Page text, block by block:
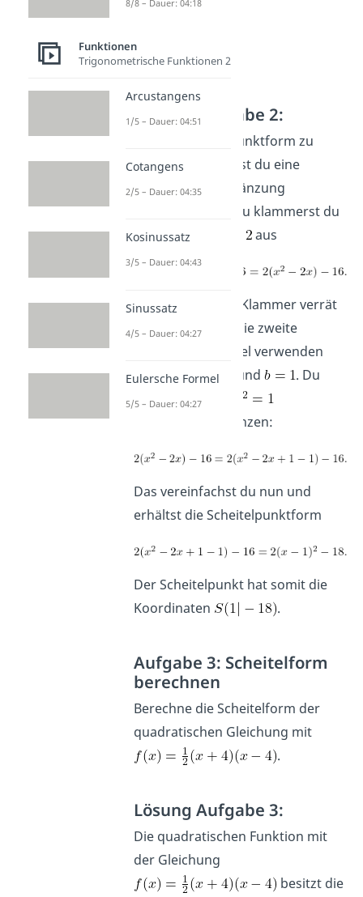
Lösung Aufgabe 2:
Um die Scheitelpunktform zu
bestimmen, musst du eine
quadratische Ergänzung
durchführen. Dazu klammerst du
zuerst den Faktor
aus
Das Minus in der Klammer verrät
dir, dass du hier die zweite
binomische Formel verwenden
musst mit
und
. Du
musst also
quadratisch ergänzen:
Das vereinfachst du nun und
erhältst die Scheitelpunktform
Der Scheitelpunkt hat somit die
Koordinaten
.
Aufgabe 3: Scheitelform
berechnen
Berechne die Scheitelform der
quadratischen Gleichung mit
.
Lösung Aufgabe 3:
Die quadratischen Funktion mit
der Gleichung
besitzt die
8/8 – Dauer: 04:18
Funktionen
Trigonometrische Funktionen 2
Arcustangens
1/5 – Dauer: 04:51
Cotangens
2/5 – Dauer: 04:35
Kosinussatz
3/5 – Dauer: 04:43
Sinussatz
4/5 – Dauer: 04:27
Eulersche Formel
5/5 – Dauer: 04:27